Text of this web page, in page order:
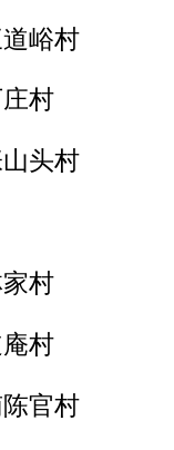
峪村
村
头村
村
村
官村